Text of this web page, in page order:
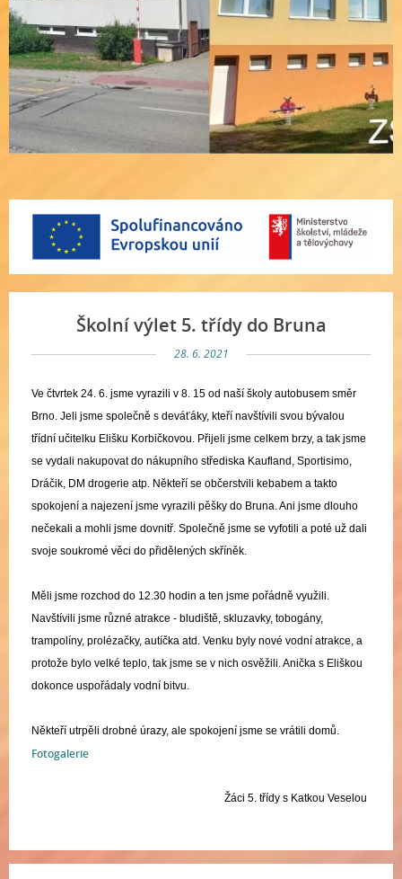
Školní výlet 5. třídy do Bruna
28. 6. 2021
Ve čtvrtek 24. 6. jsme vyrazili v 8. 15 od naší školy autobusem směr
Brno. Jeli jsme společně s deváťáky, kteří navštívili svou bývalou
třídní učitelku Elišku Korbičkovou. Přijeli jsme celkem brzy, a tak jsme
se vydali nakupovat do nákupního střediska Kaufland, Sportisimo,
Dráčik, DM drogerie atp. Někteří se občerstvili kebabem a takto
spokojení a najezení jsme vyrazili pěšky do Bruna. Ani jsme dlouho
nečekali a mohli jsme dovnitř. Spol ečně jsme se vyfotili a poté už dali
svoje soukromé věci do přidělených skříněk.
Měli jsme rozchod do 12.30 hodin a ten jsme pořádně využili.
Navštívili jsme různé atrakce - bludiště, skluzavky, tobogány,
trampolíny, prolézačky, autíčka atd. Venku byly nové vodní atrakce, a
protože bylo velké teplo, tak jsme se v nich osvěžili. Anička s Eliškou
dokonce uspořádaly vodní bitvu.
Někteří utrpěli drobné úrazy, ale spokojení jsme se vrátili domů.
Fotogalerie
Žáci 5. třídy s Katkou Veselou